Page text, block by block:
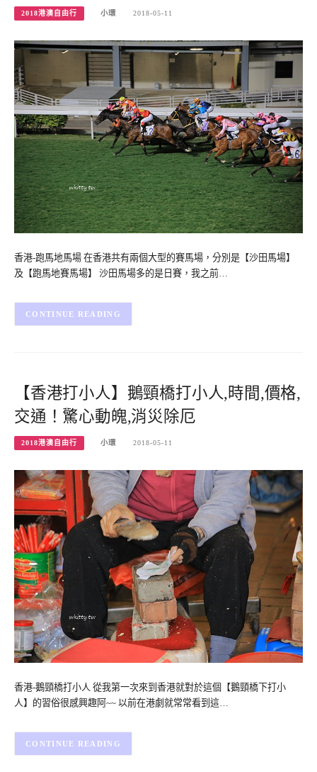
2018港澳自由行 小環 2018-05-11
香港-跑馬地馬場 在香港共有兩個大型的賽馬場，分別是【沙田馬場】
及【跑馬地賽馬場】 沙田馬場多的是日賽，我之前…
CONTINUE READING
【香港打小人】鵝頸橋打小人,時間,價格,
交通！驚心動魄,消災除厄
2018港澳自由行 小環 2018-05-11
香港-鵝頸橋打小人 從我第一次來到香港就對於這個【鵝頸橋下打小
人】的習俗很感興趣阿~~ 以前在港劇就常常看到這…
CONTINUE READING